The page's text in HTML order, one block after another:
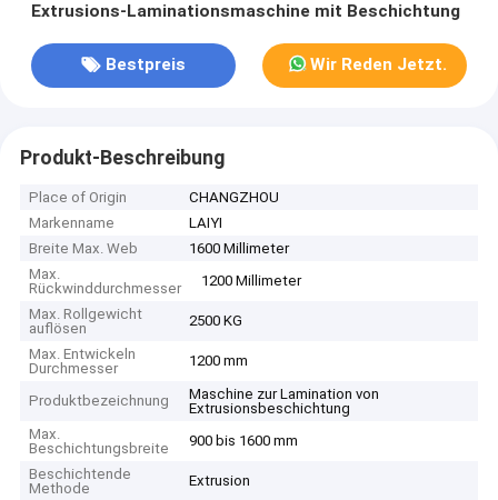
Extrusions-Laminationsmaschine mit Beschichtung
Bestpreis Wir Reden Jetzt.
Produkt-Beschreibung
Place of Origin
CHANGZHOU
Markenname
LAIYI
Breite Max. Web
1600 Millimeter
Max.
Rückwinddurchmesser
1200 Millimeter
Max. Rollgewicht
auflösen
2500 KG
Max. Entwickeln
Durchmesser
1200 mm
Produktbezeichnung
Maschine zur Lamination von
Extrusionsbeschichtung
Max.
Beschichtungsbreite
900 bis 1600 mm
Beschichtende
Methode
Extrusion